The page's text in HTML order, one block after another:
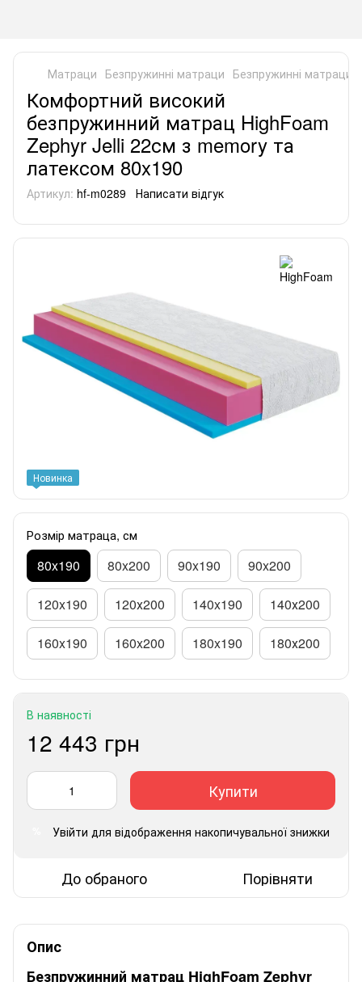
Матраци Безпружинні матраци Безпружинні матраци
Комфортний високий
безпружинний матрац HighFoam
Zephyr Jelli 22см з memory та
латексом 80x190
Артикул: hf-m0289 Написати відгук
Новинка
Розмір матраца, см
80x190 80x200 90x190 90x200
120x190 120х200 140x190 140х200
160x190 160x200 180x190 180х200
В наявності
12 443 грн
Купити
Увійти для відображення накопичувальної знижки
До обраного Порівняти
Опис
Безпружинний матрац HighFoam Zephyr